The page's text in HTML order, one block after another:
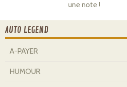
une note !
AUTO LEGEND
A-PAYER
HUMOUR